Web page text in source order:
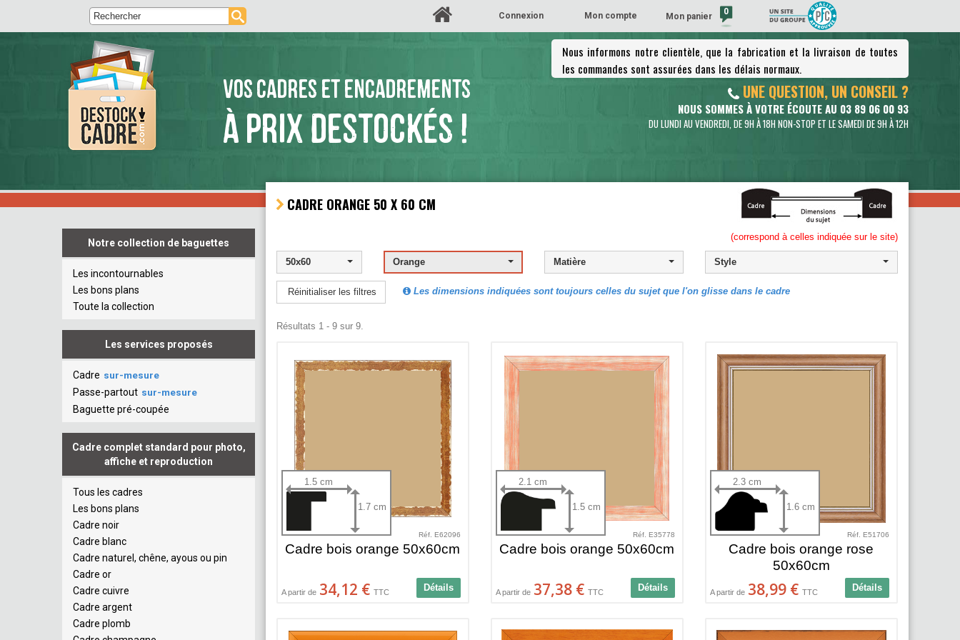
Mon panier 0
(vide)
Mon compte
Connexion
VOS CADRES ET ENCADREMENTS
À PRIX DESTOCKÉS !
Nous informons notre clientèle, que la fabrication et la livraison de toutes
les commandes sont assurées dans les délais normaux.
UNE QUESTION, UN CONSEIL ?
NOUS SOMMES À VOTRE ÉCOUTE AU 03 89 06 00 93
DU LUNDI AU VENDREDI, DE 9H À 18H NON-STOP ET LE SAMEDI DE 9H À 12H
Notre collection de baguettes
Les incontournables
Les bons plans
Toute la collection
Les services proposés
Cadre sur-mesure
Passe-partout sur-mesure
Baguette pré-coupée
Cadre complet standard pour photo,
affiche et reproduction
Tous les cadres
Les bons plans
Cadre noir
Cadre blanc
Cadre naturel, chêne, ayous ou pin
Cadre or
Cadre cuivre
Cadre argent
Cadre plomb
CADRE ORANGE 50 X 60 CM
(correspond à celles indiquée sur le site)
50x60 Orange Matière Style
Réinitialiser les filtres Les dimensions indiquées sont toujours celles du sujet que l'on glisse dans le cadre
Résultats 1 - 9 sur 9.
1.5 cm
1.7 cm
Réf. E62096
Cadre bois orange 50x60cm
Détails
A partir de 34,12 € TTC
2.1 cm
1.5 cm
Réf. E35778
Cadre bois orange 50x60cm
Détails
A partir de 37,38 € TTC
2.3 cm
1.6 cm
Réf. E51706
Cadre bois orange rose
50x60cm
Détails
A partir de 38,99 € TTC